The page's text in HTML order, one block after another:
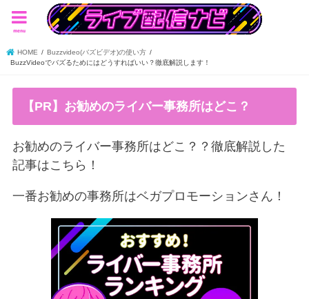
menu
HOME
Buzzvideo(バズビデオ)の使い方
BuzzVideoでバズるためにはどうすればいい？徹底解説します！
【PR】お勧めのライバー事務所はどこ？
お勧めのライバー事務所はどこ？？徹底解説した
記事はこちら！
一番お勧めの事務所はベガプロモーションさん！